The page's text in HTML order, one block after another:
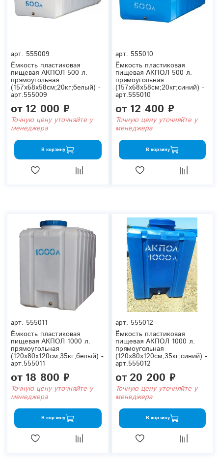
арт. 555009
Ёмкость пластиковая
пищевая АКПОЛ 500 л.
прямоугольная
(157x68x58см;20кг;белый) -
арт.555009
от 12 000 ₽
Точную цену уточняйте у
менеджера
В корзину
арт. 555010
Ёмкость пластиковая
пищевая АКПОЛ 500 л.
прямоугольная
(157x68x58см;20кг;синий) -
арт.555010
от 12 400 ₽
Точную цену уточняйте у
менеджера
В корзину
арт. 555011
Ёмкость пластиковая
пищевая АКПОЛ 1000 л.
прямоугольная
(120x80x120см;35кг;белый) -
арт.555011
от 18 800 ₽
Точную цену уточняйте у
менеджера
В корзину
арт. 555012
Ёмкость пластиковая
пищевая АКПОЛ 1000 л.
прямоугольная
(120x80x120см;35кг;синий) -
арт.555012
от20 200 ₽
Точную цену уточняйте у
менеджера
В корзину